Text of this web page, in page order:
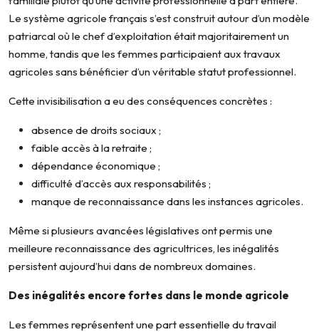
Le système agricole français s’est construit autour d’un modèle
patriarcal où le chef d’exploitation était majoritairement un
homme, tandis que les femmes participaient aux travaux
agricoles sans bénéficier d’un véritable statut professionnel.
Cette invisibilisation a eu des conséquences concrètes :
absence de droits sociaux ;
faible accès à la retraite ;
dépendance économique ;
difficulté d’accès aux responsabilités ;
manque de reconnaissance dans les instances agricoles.
Même si plusieurs avancées législatives ont permis une
meilleure reconnaissance des agricultrices, les inégalités
persistent aujourd’hui dans de nombreux domaines.
Des inégalités encore fortes dans le monde agricole
Les femmes représentent une part essentielle du travail